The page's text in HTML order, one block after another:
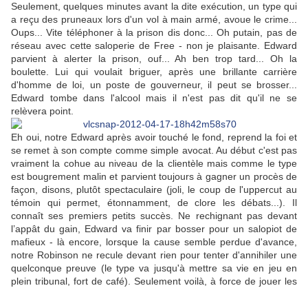
Seulement, quelques minutes avant la dite exécution, un type qui
a reçu des pruneaux lors d'un vol à main armé, avoue le crime...
Oups... Vite téléphoner à la prison dis donc... Oh putain, pas de
réseau avec cette saloperie de Free - non je plaisante. Edward
parvient à alerter la prison, ouf... Ah ben trop tard... Oh la
boulette. Lui qui voulait briguer, après une brillante carrière
d'homme de loi, un poste de gouverneur, il peut se brosser...
Edward tombe dans l'alcool mais il n'est pas dit qu'il ne se
relèvera point.
Eh oui, notre Edward après avoir touché le fond, reprend la foi et
se remet à son compte comme simple avocat. Au début c'est pas
vraiment la cohue au niveau de la clientèle mais comme le type
est bougrement malin et parvient toujours à gagner un procès de
façon, disons, plutôt spectaculaire (joli, le coup de l'uppercut au
témoin qui permet, étonnamment, de clore les débats...). Il
connaît ses premiers petits succès. Ne rechignant pas devant
l’appât du gain, Edward va finir par bosser pour un salopiot de
mafieux - là encore, lorsque la cause semble perdue d'avance,
notre Robinson ne recule devant rien pour tenter d'annihiler une
quelconque preuve (le type va jusqu'à mettre sa vie en jeu en
plein tribunal, fort de café). Seulement voilà, à force de jouer les